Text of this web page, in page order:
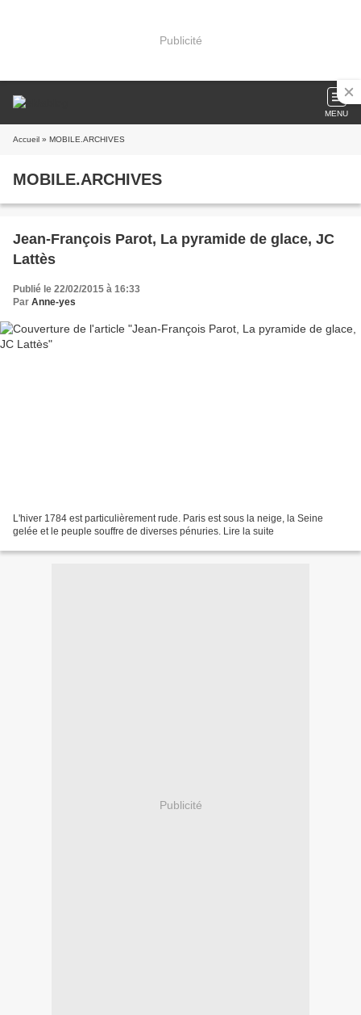
Publicité
MENU
Accueil » MOBILE.ARCHIVES
MOBILE.ARCHIVES
Jean-François Parot, La pyramide de glace, JC
Lattès
Publié le 22/02/2015 à 16:33
Par Anne-yes
L'hiver 1784 est particulièrement rude. Paris est sous la neige, la Seine
gelée et le peuple souffre de diverses pénuries. Lire la suite
Publicité